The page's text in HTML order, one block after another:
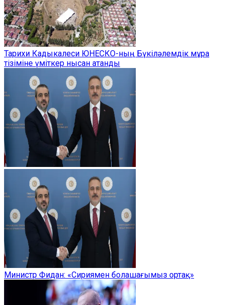
Тарихи Кадыкалеси ЮНЕСКО-ның Бүкіләлемдік мұра
тізіміне үміткер нысан атанды
Министр Фидан: «Сириямен болашағымыз ортақ»